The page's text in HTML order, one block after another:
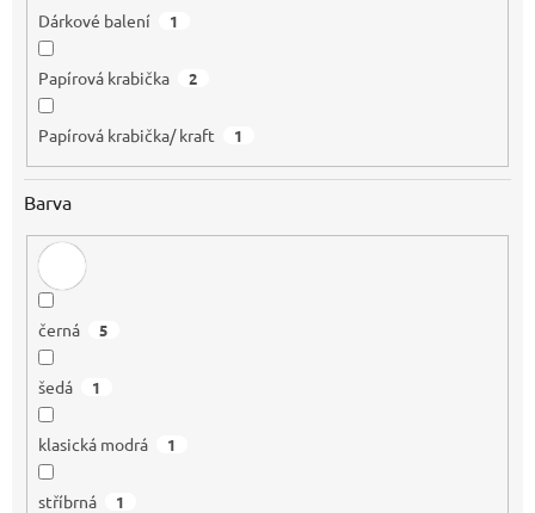
Dárkové balení 1
Papírová krabička 2
Papírová krabička/ kraft 1
Barva
černá 5
šedá 1
klasická modrá 1
stříbrná 1